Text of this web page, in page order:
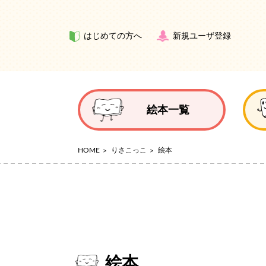
はじめての方へ 新規ユーザ登録
絵本一覧
HOME りさこっこ 絵本